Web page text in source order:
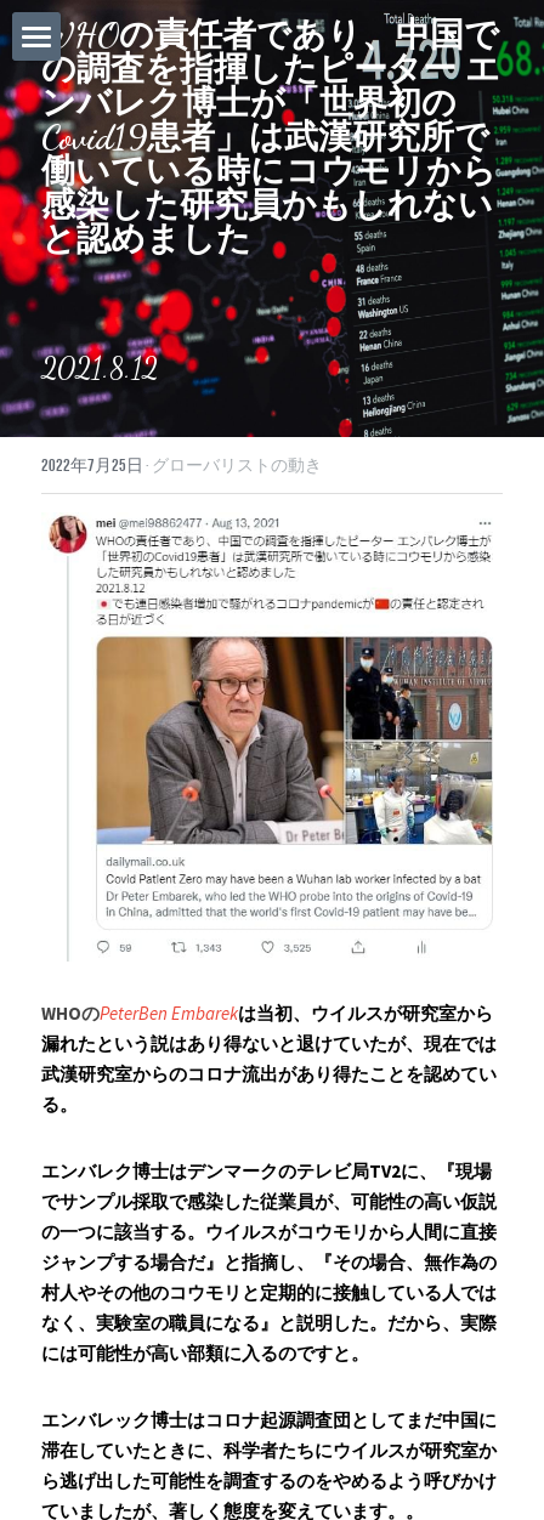
ホーム
Daily News
About Globalists
U.S. News
EuropeNews
China News
Featured Topics
Japan
Southeast Asia
Russia News
Middle East
特集ページ
Beginner's Content
question corner
投資
検索
WHOの責任者であり、中国で
の調査を指揮したピーター エ
ンバレク博士が「世界初の
Covid19患者」は武漢研究所で
働いている時にコウモリから
感染した研究員かもしれない
と認めました
2021.8.12
2022年7月25日 · グローバリストの動き
WHOのPeterBen Embarekは当初、ウイルスが研究室から
漏れたという説はあり得ないと退けていたが、現在では
武漢研究室からのコロナ流出があり得たことを認めてい
る。
エンバレク博士はデンマークのテレビ局TV2に、『現場
でサンプル採取で感染した従業員が、可能性の高い仮説
の一つに該当する。ウイルスがコウモリから人間に直接
ジャンプする場合だ』と指摘し、『その場合、無作為の
村人やその他のコウモリと定期的に接触している人では
なく、実験室の職員になる』と説明した。だから、実際
には可能性が高い部類に入るのですと。
エンバレック博士はコロナ起源調査団としてまだ中国に
滞在していたときに、科学者たちにウイルスが研究室か
ら逃げ出した可能性を調査するのをやめるよう呼びかけ
ていましたが、著しく態度を変えています。。
Southeast As